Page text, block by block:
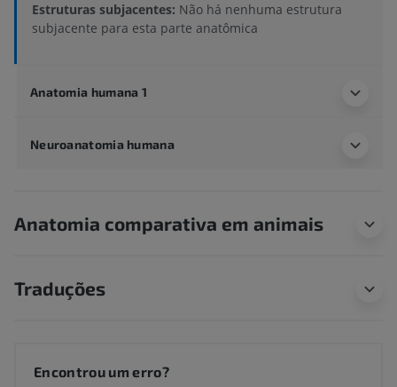
Estruturas subjacentes: Não há nenhuma estrutura
subjacente para esta parte anatômica
Anatomia humana 1
Neuroanatomia humana
Anatomia comparativa em animais
Traduções
Encontrou um erro?